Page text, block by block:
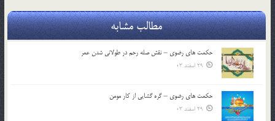
مطالب مشابه
حکمت های رضوی – نقش صله رحم در طولانی شدن عمر
29 اسفند 03
حکمت های رضوی – گره گشایی از کار مومن
29 اسفند 03